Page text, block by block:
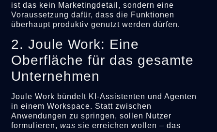
ist das kein Marketingdetail, sondern eine
Voraussetzung dafür, dass die Funktionen
überhaupt produktiv genutzt werden dürfen.
2. Joule Work: Eine
Oberfläche für das gesamte
Unternehmen
Joule Work bündelt KI-Assistenten und Agenten
in einem Workspace. Statt zwischen
Anwendungen zu springen, sollen Nutzer
formulieren,was sie erreichen wollen – das